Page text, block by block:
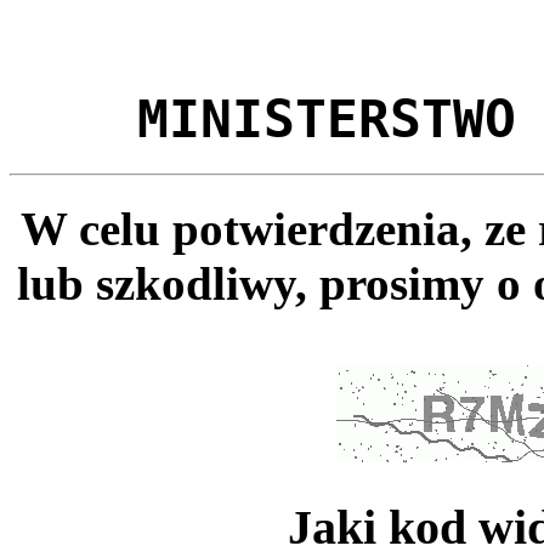
MINISTERSTWO
W celu potwierdzenia,
lub szkodliwy, prosimy o
Jaki kod